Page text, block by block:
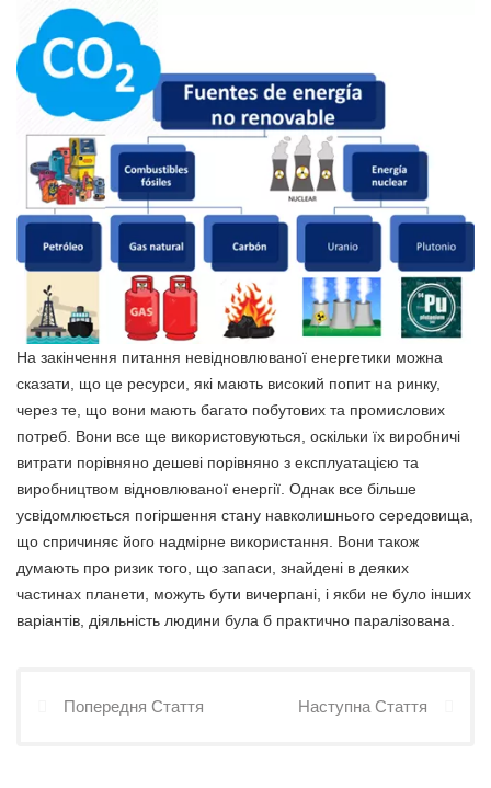
На закінчення питання невідновлюваної енергетики можна
сказати, що це ресурси, які мають високий попит на ринку,
через те, що вони мають багато побутових та промислових
потреб. Вони все ще використовуються, оскільки їх виробничі
витрати порівняно дешеві порівняно з експлуатацією та
виробництвом відновлюваної енергії. Однак все більше
усвідомлюється погіршення стану навколишнього середовища,
що спричиняє його надмірне використання. Вони також
думають про ризик того, що запаси, знайдені в деяких
частинах планети, можуть бути вичерпані, і якби не було інших
варіантів, діяльність людини була б практично паралізована.
Попередня Стаття Наступна Стаття